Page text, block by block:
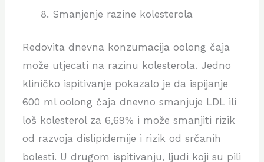
Smanjenje razine kolesterola
Redovita dnevna konzumacija oolong čaja
može utjecati na razinu kolesterola. Jedno
kliničko ispitivanje pokazalo je da ispijanje
600 ml oolong čaja dnevno smanjuje LDL ili
loš kolesterol za 6,69% i može smanjiti rizik
od razvoja dislipidemije i rizik od srčanih
bolesti. U drugom ispitivanju, ljudi koji su pili